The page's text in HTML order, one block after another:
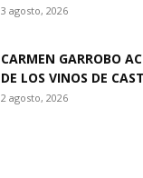
3 agosto, 2026
CARMEN GARROBO
DE LOS VINOS DE
2 agosto, 2026